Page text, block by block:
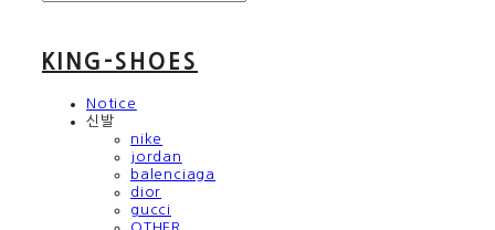
KING-SHOES
Notice
신발
nike
jordan
balenciaga
dior
gucci